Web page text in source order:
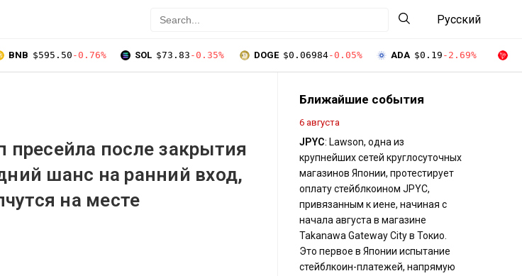
Русский
BNB $595.50 -0.76% SOL $73.83 -0.35% DOGE $0.06984-0.05% ADA $0.19 -2.69%
пресейла после закрытия
шанс на ранний вход,
на месте
Ближайшие события
6 августа
JPYC: Lawson, одна из
крупнейших сетей круглосуточных
магазинов Японии, протестирует
оплату стейблкоином JPYC,
привязанным к иене, начиная с
начала августа в магазине
Takanawa Gateway City в Токио.
Это первое в Японии испытание
стейблкоин-платежей, напрямую